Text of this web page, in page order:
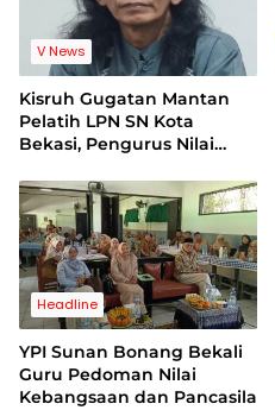
V News
Kisruh Gugatan Mantan
Pelatih LPN SN Kota
Bekasi, Pengurus Nilai
Berdasar
Headline
YPI Sunan Bonang Bekali
Guru Pedoman Nilai
Kebangsaan dan Pancasila